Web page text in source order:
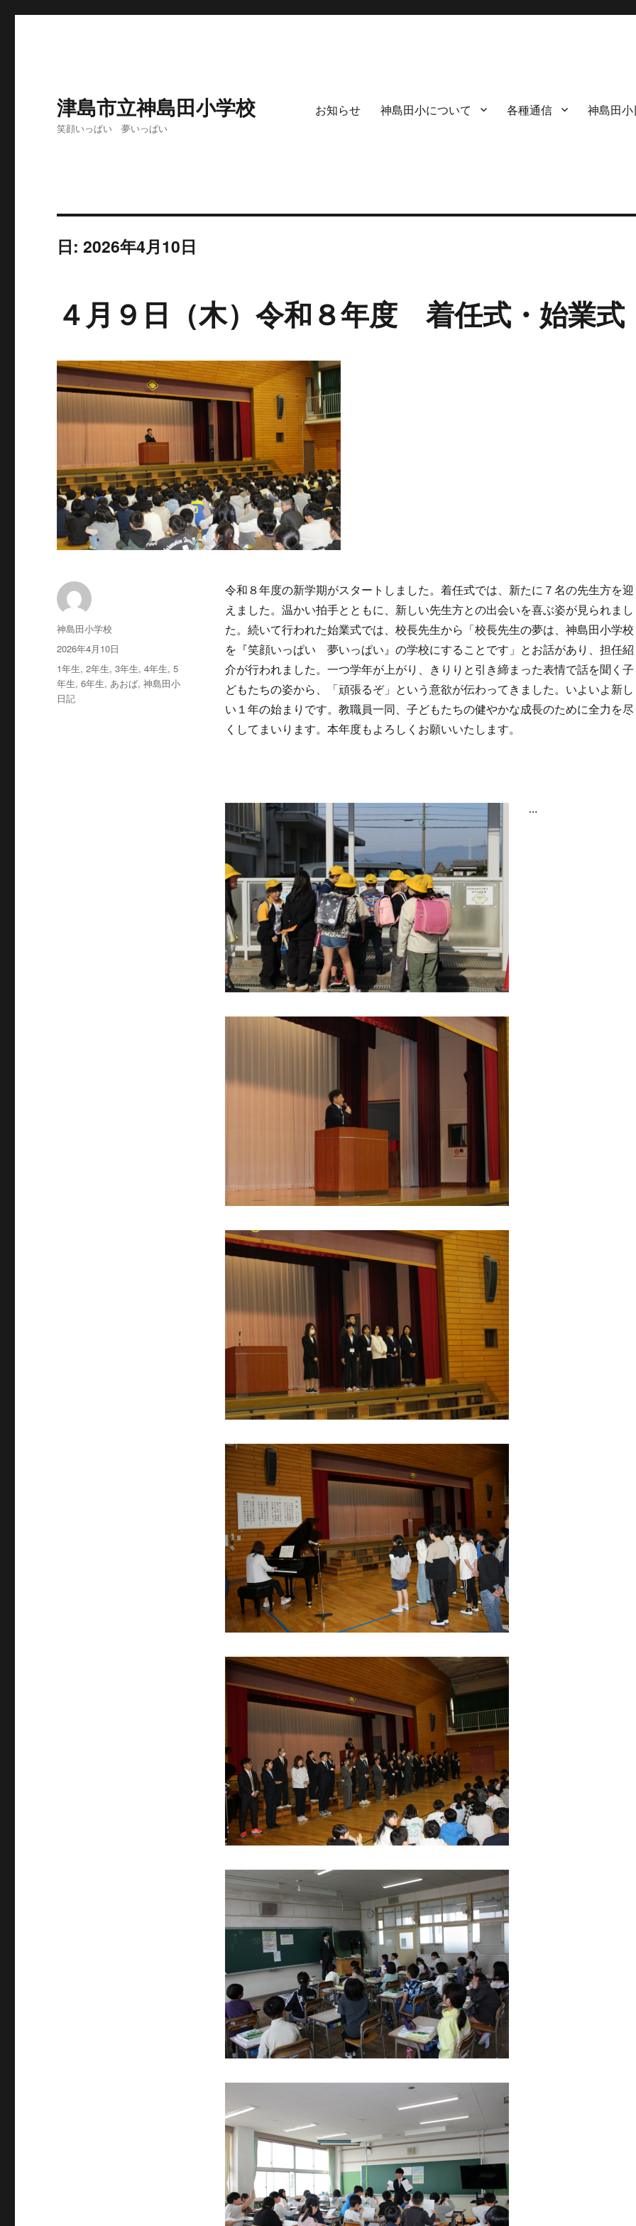
津島市立神島田小学校
笑顔いっぱい 夢いっぱい
お知らせ 神島田小について 各種通信 神島田
日: 2026年4月10日
４月９日（木）令和８年度 着任式・始業式
令和８年度の新学期がスタートしました。着任式では、新たに７名の先生方を迎
えました。温かい拍手とともに、新しい先生方との出会いを喜ぶ姿が見られまし
た。続いて行われた始業式では、校長先生から「校長先生の夢は、神島田小学校
を『笑顔いっぱい 夢いっぱい』の学校にすることです」とお話があり、担任紹
介が行われました。一つ学年が上がり、きりりと引き締まった表情で話を聞く子
どもたちの姿から、「頑張るぞ」という意欲が伝わってきました。いよいよ新し
い１年の始まりです。教職員一同、子どもたちの健やかな成長のために全力を尽
くしてまいります。本年度もよろしくお願いいたします。
…
投
稿
神島田小学校
投
稿
日:
2026年4月10日
カ
テ
ゴ
1年生,2年生,3年生,4年生,5
年生,6年生,あおば,神島田小
日記